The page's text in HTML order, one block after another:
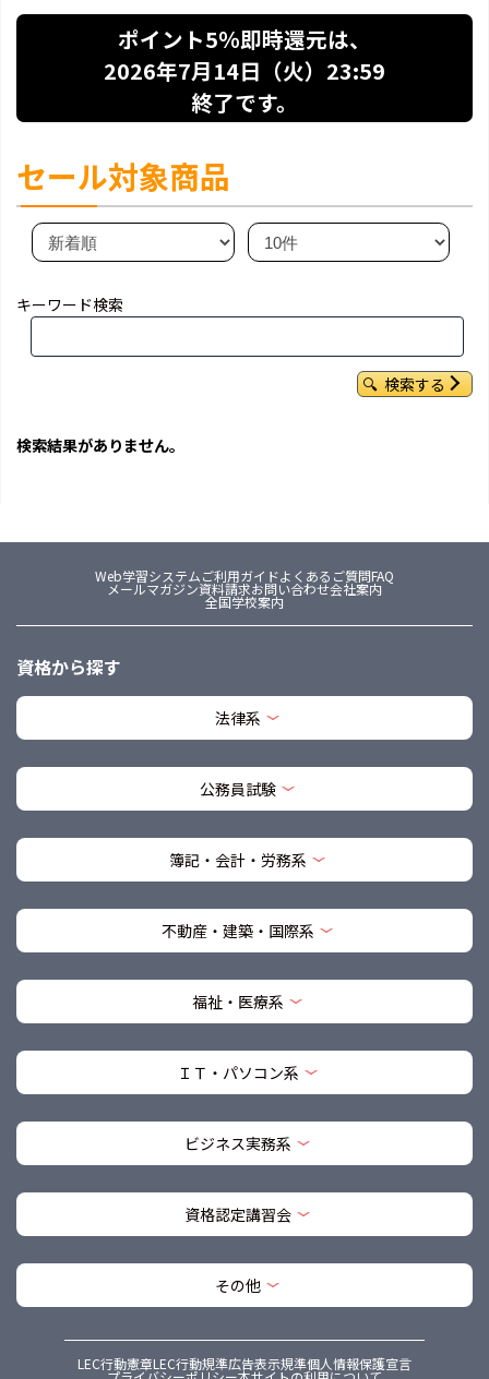
ポイント5％即時還元は、
2026年7月14日（火）23:59
終了です。
セール対象商品
キーワード検索
検索する
検索結果がありません。
Web学習システムご利用ガイドよくあるご質問FAQ
メールマガジン資料請求お問い合わせ会社案内
全国学校案内
資格から探す
法律系
公務員試験
簿記・会計・労務系
不動産・建築・国際系
福祉・医療系
ＩＴ・パソコン系
ビジネス実務系
資格認定講習会
その他
LEC行動憲章LEC行動規準広告表示規準個人情報保護宣言